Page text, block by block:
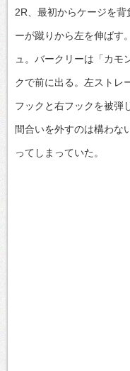
2R、最初からケージを
ーが蹴りから左を伸ばす
ュ。バークリーは「カモ
クで前に出る。左ストレ
フックと右フックを被弾
間合いを外すのは構わな
ってしまっていた。